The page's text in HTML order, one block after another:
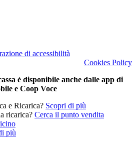
di accessibilità
Cookies Policy
è disponibile anche dalle app di
e Coop Voce
e Ricarica? Scopri di più
ricarica? Cerca il punto vendita
più